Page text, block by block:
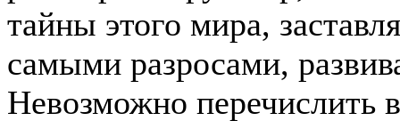
тайны этого мира,
самыми разросами,
Невозможно перечислить